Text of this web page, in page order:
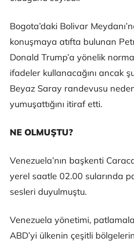
Bogota’daki Bolivar
konuşmaya atıfta bulunan
Donald Trump’a yönelik
ifadeler kullanacağını ancak
Beyaz Saray randevusu
yumuşattığını itiraf etti.
NE OLMUŞTU?
Venezuela’nın başkenti
yerel saatle 02.00 sularında
sesleri duyulmuştu.
Venezuela yönetimi,
ABD’yi ülkenin çeşitli